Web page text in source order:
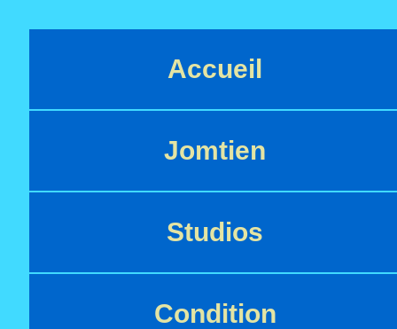
Accueil
Jomtien
Studios
Condition